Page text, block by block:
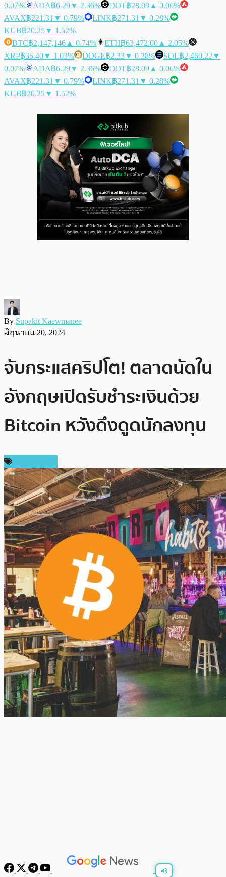
0.07%
ADA฿6.29▼ 2.36% DOT฿28.09 ▲ 0.06%
AVAX฿221.31 ▼ 0.79% LINK฿271.31 ▼ 0.28%
KUB฿20.25▼ 1.52%
BTC฿2,147,146 ▲ 0.74% ETH฿63,472.00 ▲ 2.05%
XRP฿35.40▼ 1.03% DOGE฿2.33▼ 0.38% SOL฿2,460.22 ▼
0.07%
ADA฿6.29▼ 2.36% DOT฿28.09 ▲ 0.06%
AVAX฿221.31 ▼ 0.79% LINK฿271.31 ▼ 0.28%
KUB฿20.25▼ 1.52%
By Supakit Kaewmanee
มิถุนายน 20, 2024
จับกระแสคริปโต! ตลาดนัดใน
อังกฤษเปิดรับชำระเงินด้วย
Bitcoin หวังดึงดูดนักลงทุน